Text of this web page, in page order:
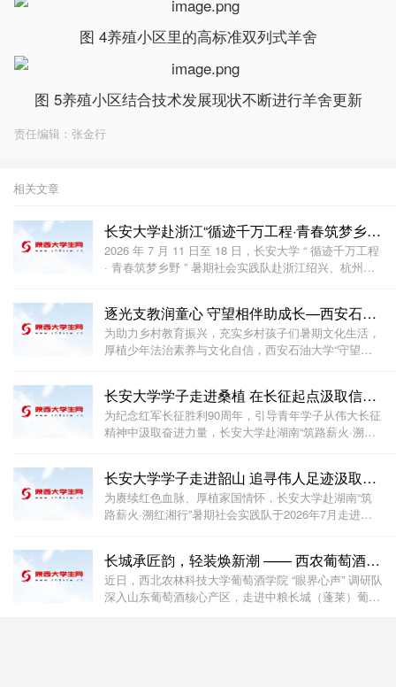
图 4养殖小区里的高标准双列式羊舍
图 5养殖小区结合技术发展现状不断进行羊舍更新
责任编辑：张金行
相关文章
长安大学赴浙江“循迹千万工程·青春筑梦乡野”暑期实
2026 年 7 月 11 日至 18 日，长安大学 “ 循迹千万工程
· 青春筑梦乡野 ” 暑期社会实践队赴浙江绍兴、杭州两
馆、小营巷、梅林村与小古城村等地，开
逐光支教润童心 守望相伴助成长—西安石油大学校“守
为助力乡村教育振兴，充实乡村孩子们暑期文化生活，
厚植少年法治素养与文化自信，西安石油大学“守望者
团队以“守望相助，砥砺前行，我们一直在路上”为
长安大学学子走进桑植 在长征起点汲取信仰力量
为纪念红军长征胜利90周年，引导青年学子从伟大长征
精神中汲取奋进力量，长安大学赴湖南“筑路薪火·溯红
故居、桑植烈士陵园，在长征起点完成了一次深刻 长安大学学子走进韶山 追寻伟人足迹汲取奋进力量
为赓续红色血脉、厚植家国情怀，长安大学赴湖南“筑
路薪火·溯红湘行”暑期社会实践队于2026年7月走进伟
悟初心力量，从“敢教日月换新天”的豪情中读懂青
长城承匠韵，轻装焕新潮 —— 西农葡萄酒学院调查队探
近日，西北农林科技大学葡萄酒学院 “眼界心声” 调研队
深入山东葡萄酒核心产区，走进中粮长城（蓬莱）葡萄